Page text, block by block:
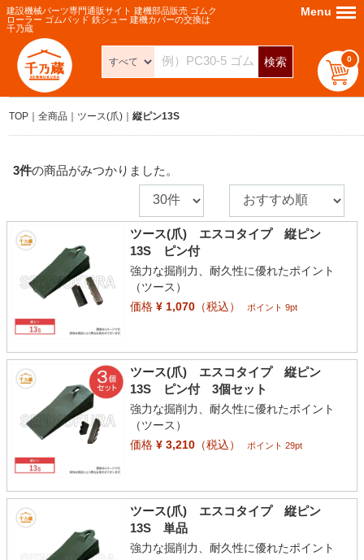
建設機械パーツ専門通販サイト 建機部品販売 ゴムク
ローラー ゴムパッド 鉄シュー 建機カバーの交換は
千乃蔵
検索 0
Menu Menu
TOP 全商品 ツース(爪) 縦ピン13S
3件の商品がみつかりました。
ツース(爪) エスコタイプ 縦ピン
13S ピン付
強力な掘削力、耐久性に優れたポイント
（ツース）
価格¥ 1,070（税込） ポイント 9pt
ツース(爪) エスコタイプ 縦ピン
13S ピン付 3個セット
強力な掘削力、耐久性に優れたポイント
（ツース）
価格¥ 3,210（税込） ポイント 29pt
ツース(爪) エスコタイプ 縦ピン
13S 単品
強力な掘削力、耐久性に優れたポイント